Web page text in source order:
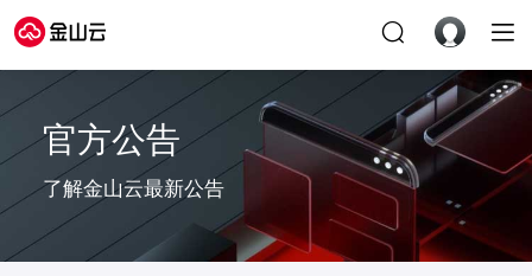
官方公告
了解金山云最新公告